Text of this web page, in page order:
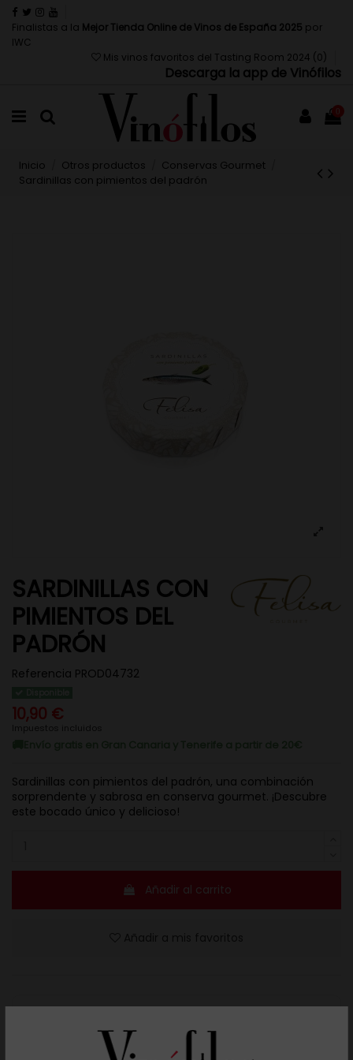
Finalistas a la Mejor Tienda Online de Vinos de España 2025 por
IWC
Mis vinos favoritos del Tasting Room 2024 (0 )
Descarga la app de Vinófilos
0
Inicio Otros productos
Conservas Gourmet
Sardinillas con pimientos del padrón
SARDINILLAS CON
PIMIENTOS DEL
PADRÓN
Referencia PROD04732
10,90 €
Impuestos incluidos
Sardinillas con pimientos del padrón, una combinación
sorprendente y sabrosa en conserva gourmet. ¡Descubre
este bocado único y delicioso!
Añadir al carrito
Resuelve tus dudas